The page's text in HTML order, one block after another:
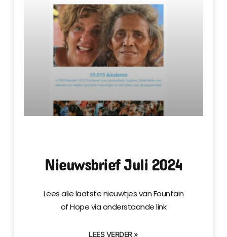
Nieuwsbrief Juli 2024
Lees alle laatste nieuwtjes van Fountain
of Hope via onderstaande link
LEES VERDER »